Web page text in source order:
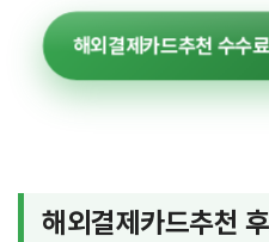
해외결제카드추천 수수
해외결제카드추천